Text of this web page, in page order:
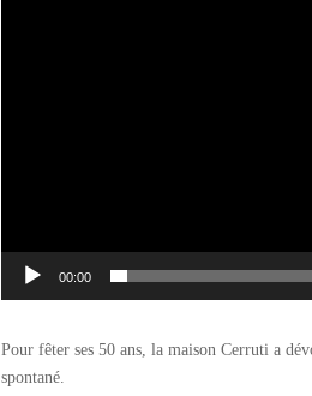
00:00
Pour fêter ses 50 ans, la maison Cerruti a
spontané.